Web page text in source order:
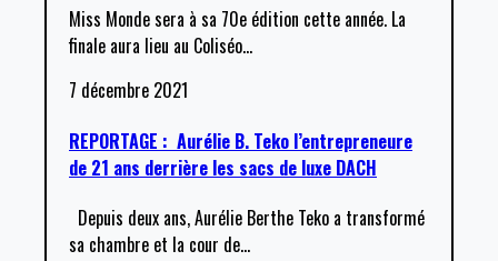
Miss Monde sera à sa 70e édition cette année. La
finale aura lieu au Coliséo…
7 décembre 2021
REPORTAGE : Aurélie B. Teko l’entrepreneure
de 21 ans derrière les sacs de luxe DACH
Depuis deux ans, Aurélie Berthe Teko a transformé
sa chambre et la cour de…